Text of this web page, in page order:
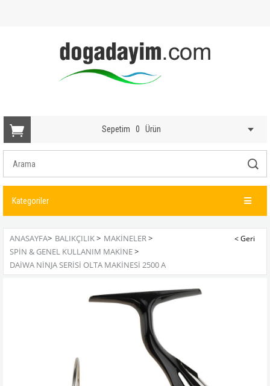
Sepetim 0 Ürün
Kategoriler
ANASAYFA> BALIKÇILIK> MAKINELER>
SPIN & GENEL KULLANIM MAKINE>
DAIWA NINJA SERISI OLTA MAKINESI 2500 A